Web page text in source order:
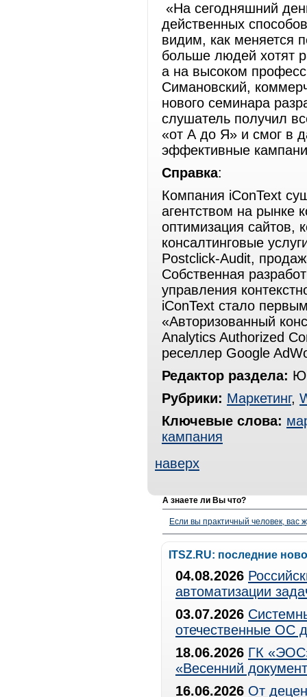
«На сегодняшний
действенных
видим, как меняется
больше людей хотят
а на высоком
Симановский,
нового семинара
слушатель получил
«от А до Я» и смог в
эффективные
Справка:
Компания iConText
агентством на рынке
оптимизация сайтов,
консалтинговые
Postclick-Audit,
Собственная
управления
iConText стало
«Авторизованный
Analytics Authorized
реселлер Google
Редактор раздела:
Рубрики: Маркетинг,
Ключевые слова:
кампания
наверх
А знаете ли Вы что?
Если вы практичный человек, вас
ITSZ.RU: последние
04.08.2026
автоматизации
03.07.2026
отечественные ОС
18.06.2026 ГК
«Весенний
16.06.2026 От